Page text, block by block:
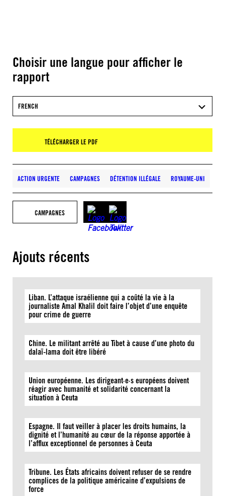
Choisir une langue pour afficher le
rapport
FRENCH
TÉLÉCHARGER LE PDF
ACTION URGENTE CAMPAGNES DÉTENTION ILLÉGALE ROYAUME-UNI
CAMPAGNES
Ajouts récents
Liban. L’attaque israélienne qui a coûté la vie à la
journaliste Amal Khalil doit faire l’objet d’une enquête
pour crime de guerre
Chine. Le militant arrêté au Tibet à cause d’une photo du
dalaï-lama doit être libéré
Union européenne. Les dirigeant·e·s européens doivent
réagir avec humanité et solidarité concernant la
situation à Ceuta
Espagne. Il faut veiller à placer les droits humains, la
dignité et l’humanité au cœur de la réponse apportée à
l’afflux exceptionnel de personnes à Ceuta
Tribune. Les États africains doivent refuser de se rendre
complices de la politique américaine d’expulsions de
force